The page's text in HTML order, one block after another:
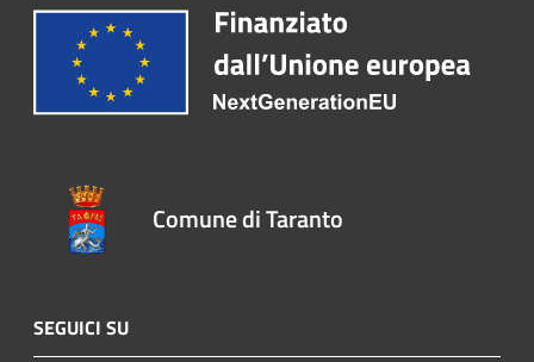
Comune di Taranto
SEGUICI SU